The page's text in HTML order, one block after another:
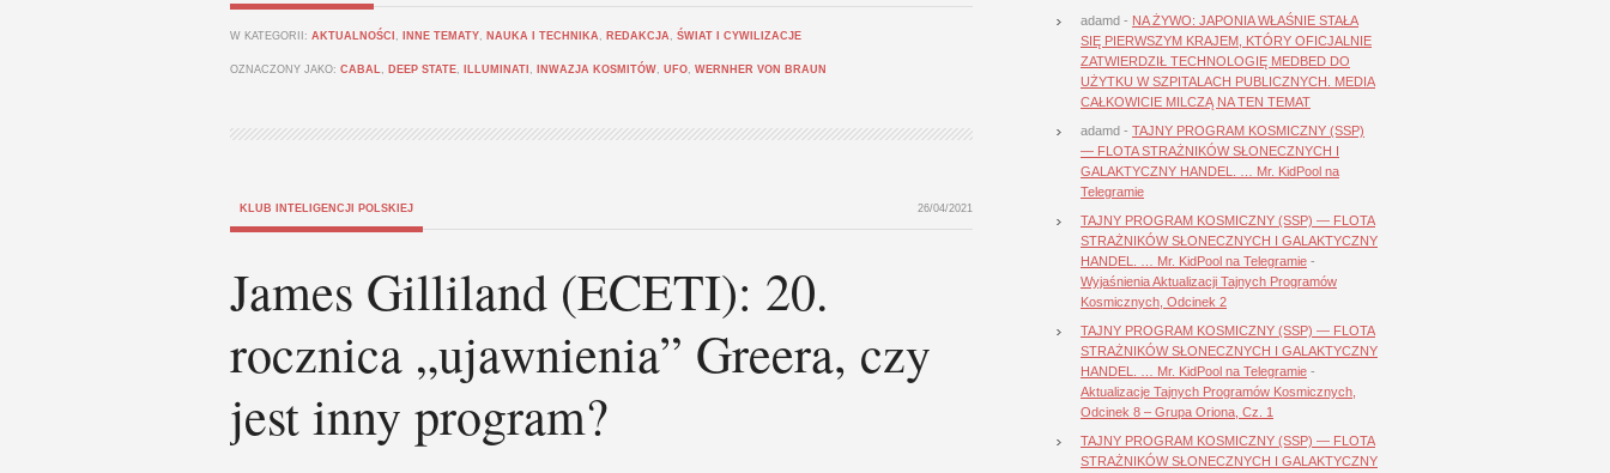
W KATEGORII: AKTUALNOŚCI , INNE TEMATY, NAUKA I TECHNIKA , REDAKCJA , ŚWIAT I CYWILIZACJE
OZNACZONY JAKO: CABAL, DEEP STATE, ILLUMINATI , INWAZJA KOSMITÓW, UFO, WERNHER VON BRAUN
KLUB INTELIGENCJI POLSKIEJ 26/04/2021
James Gilliland (ECETI): 20.
rocznica „ujawnienia” Greera, czy
jest inny program?
adamd - NA ŻYWO: JAPONIA WŁAŚNIE STAŁA
SIĘ PIERWSZYM KRAJEM, KTÓRY OFICJALNIE
ZATWIERDZIŁ TECHNOLOGIĘ MEDBED DO
UŻYTKU W SZPITALACH PUBLICZNYCH. MEDIA
CAŁKOWICIE MILCZĄ NA TEN TEMAT
adamd - TAJNY PROGRAM KOSMICZNY (SSP)
— FLOTA STRAŻNIKÓW SŁONECZNYCH I
GALAKTYCZNY HANDEL. … Mr. KidPool na
Telegramie
TAJNY PROGRAM KOSMICZNY (SSP) — FLOTA
STRAŻNIKÓW SŁONECZNYCH I GALAKTYCZNY
HANDEL. … Mr. KidPool na Telegramie -
Wyjaśnienia Aktualizacji Tajnych Programów
Kosmicznych, Odcinek 2
TAJNY PROGRAM KOSMICZNY (SSP) — FLOTA
STRAŻNIKÓW SŁONECZNYCH I GALAKTYCZNY
HANDEL. … Mr. KidPool na Telegramie -
Aktualizacje Tajnych Programów Kosmicznych,
Odcinek 8 – Grupa Oriona, Cz. 1
TAJNY PROGRAM KOSMICZNY (SSP) — FLOTA
STRAŻNIKÓW SŁONECZNYCH I GALAKTYCZNY